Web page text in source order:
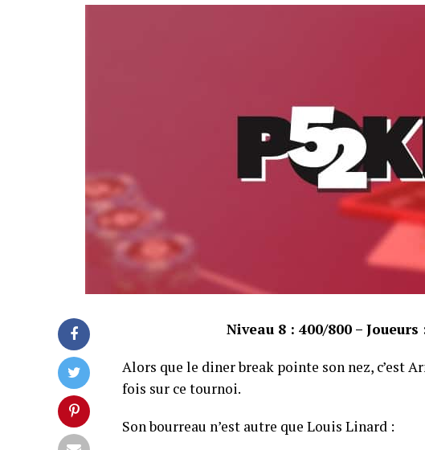
Niveau 8 : 400/800 –
Alors que le diner break pointe son nez, c’est
fois sur ce tournoi.
Son bourreau n’est autre que Louis Linard :